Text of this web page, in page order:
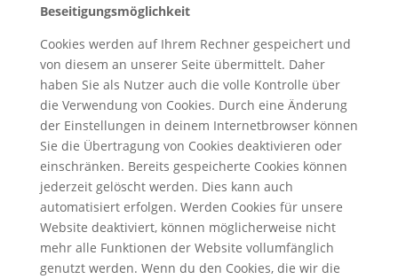
Beseitigungsmöglichkeit
Cookies werden auf Ihrem Rechner gespeichert und
von diesem an unserer Seite übermittelt. Daher
haben Sie als Nutzer auch die volle Kontrolle über
die Verwendung von Cookies. Durch eine Änderung
der Einstellungen in deinem Internetbrowser können
Sie die Übertragung von Cookies deaktivieren oder
einschränken. Bereits gespeicherte Cookies können
jederzeit gelöscht werden. Dies kann auch
automatisiert erfolgen. Werden Cookies für unsere
Website deaktiviert, können möglicherweise nicht
mehr alle Funktionen der Website vollumfänglich
genutzt werden. Wenn du den Cookies, die wir die